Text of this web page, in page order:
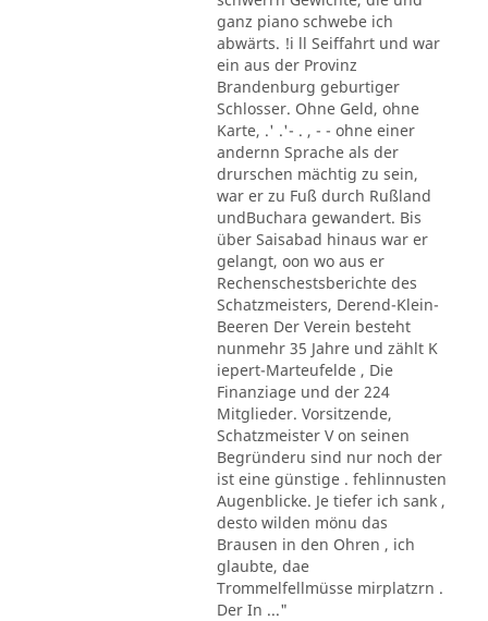
ganz piano schwebe ich
abwärts. !i ll Seiffahrt und war
ein aus der Provinz
Brandenburg geburtiger
Schlosser. Ohne Geld, ohne
Karte, .' .'- . , - - ohne einer
andernn Sprache als der
drurschen mächtig zu sein,
war er zu Fuß durch Rußland
undBuchara gewandert. Bis
über Saisabad hinaus war er
gelangt, oon wo aus er
Rechenschestsberichte des
Schatzmeisters, Derend-Klein-
Beeren Der Verein besteht
nunmehr 35 Jahre und zählt K
iepert-Marteufelde , Die
Finanziage und der 224
Mitglieder. Vorsitzende,
Schatzmeister V on seinen
Begründeru sind nur noch der
ist eine günstige . fehlinnusten
Augenblicke. Je tiefer ich sank ,
desto wilden mönu das
Brausen in den Ohren , ich
glaubte, dae
Trommelfellmüsse mirplatzrn .
Der In ..."